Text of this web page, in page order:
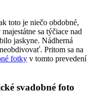
toto je niečo obdobné,
sa týčiace nad
jaskyne. Nádherná
Pritom sa na
fotky v tomto prevedení
svadobné foto